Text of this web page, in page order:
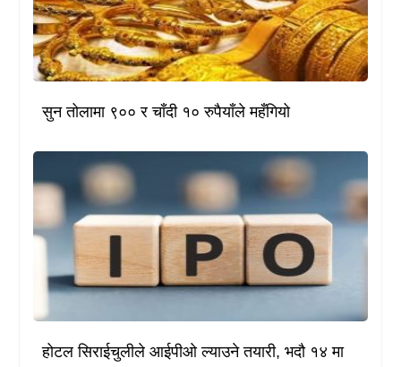
सुन तोलामा ९०० र चाँदी १० रुपैयाँले महँगियो
होटल सिराईचुलीले आईपीओ ल्याउने तयारी, भदौ १४ मा